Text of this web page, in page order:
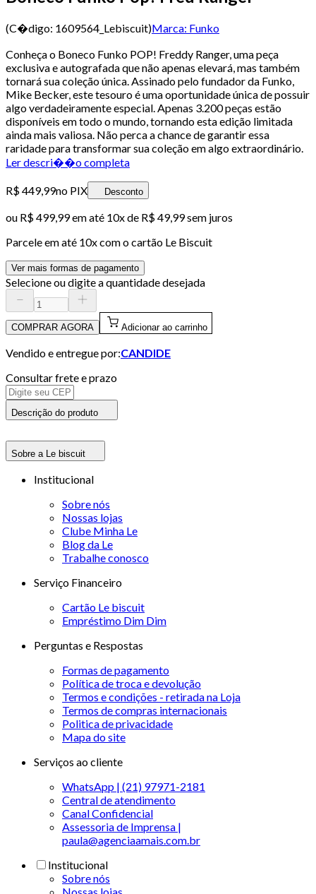
(C�digo: 1609564_Lebiscuit)Marca: Funko
Conheça o Boneco Funko POP! Freddy Ranger, uma peça
exclusiva e autografada que não apenas elevará, mas também
tornará sua coleção única. Assinado pelo fundador da Funko,
Mike Becker, este tesouro é uma oportunidade única de possuir
algo verdadeiramente especial. Apenas 3.200 peças estão
disponíveis em todo o mundo, tornando esta edição limitada
ainda mais valiosa. Não perca a chance de garantir essa
raridade para transformar sua coleção em algo extraordinário.
Ler descri��o completa
R$ 449,99no PIX Desconto
ou R$ 499,99em até 10x de R$ 49,99 sem juros
Parcele em até 10x com o cartão Le Biscuit
Ver mais formas de pagamento
Selecione ou digite a quantidade desejada
COMPRAR AGORA Adicionar ao carrinho
Vendido e entregue por:CANDIDE
Consultar frete e prazo
Descrição do produto
Sobre a Le biscuit
Institucional
Sobre nós
Nossas lojas
Clube Minha Le
Blog da Le
Trabalhe conosco
Serviço Financeiro
Cartão Le biscuit
Empréstimo Dim Dim
Perguntas e Respostas
Formas de pagamento
Política de troca e devolução
Termos e condições - retirada na Loja
Termos de compras internacionais
Politica de privacidade
Mapa do site
Serviços ao cliente
WhatsApp | (21) 97971-2181
Central de atendimento
Canal Confidencial
Assessoria de Imprensa |
paula@agenciaamais.com.br
Institucional
Sobre nós